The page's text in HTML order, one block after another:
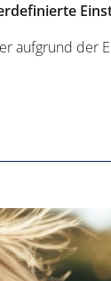
aufgrund der